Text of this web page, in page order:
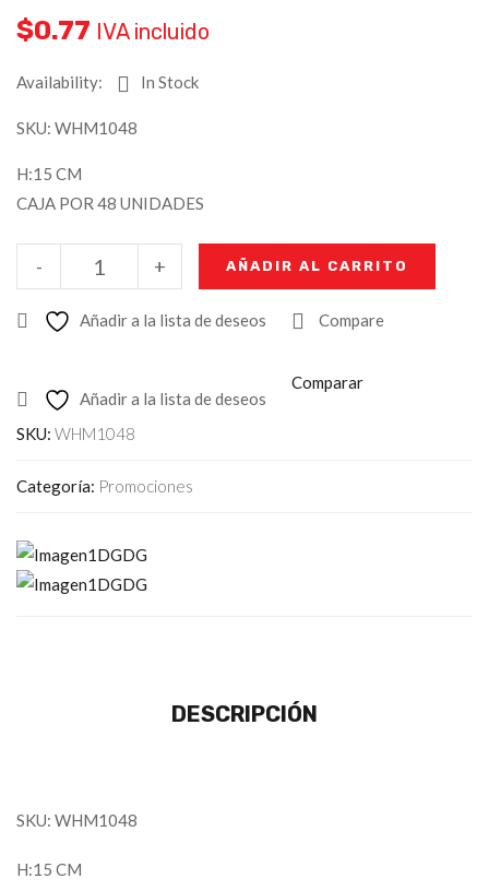
$0.77 IVA incluido
Availability: In Stock
SKU: WHM1048
H:15 CM
CAJA POR 48 UNIDADES
+
- AÑADIR AL CARRITO
Añadir a la lista de deseos Compare
Añadir a la lista de deseos
Comparar
SKU: WHM1048
Categoría: Promociones
DESCRIPCIÓN
SKU: WHM1048
H:15 CM